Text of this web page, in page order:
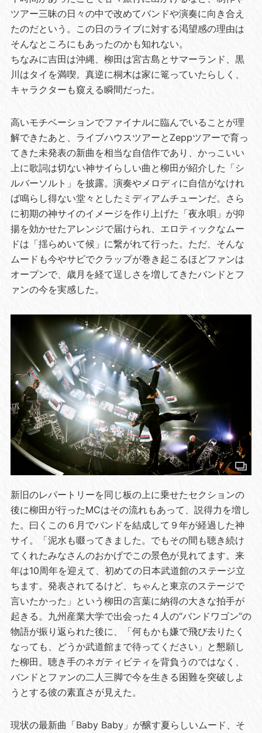
ツアー三昧の日々の中で改めてバンドや演奏に向き合え
たのだという。この日のライブに対する渇望感の理由は
そんなところにもあったのかも知れない。
ちなみに吉田は沖縄、柳田は宮古島とサマーランド、黒
川はタイを満喫。真逆に桐木は家に篭っていたらしく、
キャラクターも窺える瞬間だった。
高いモチベーションでファイナルに臨んでいることが理
解できたあと、ライブハウスツアーとZeppツアーで育っ
てきた未発表の新曲を相当な自信作であり、かっこいい
上に歌詞は切ない神サイらしい曲と柳田が紹介した「シ
ルバーソルト」を披露。演奏やメロディに自信がなけれ
ば鳴らし得ない堂々としたミディアムチューンだ。さら
に初期の神サイのイメージを作り上げた「夜永唄」が抑
揚を効かせたアレンジで届けられ、エロティックなムー
ドは「揺らめいて候」に繋がれて行った。ただ、そんな
ムードも今やサビでクラップが巻き起こるほどファンは
オープンで、歳月を経て逞しさを増してきたバンドとフ
ァンの今を実感した。
新旧のレパートリーを同じ板の上に乗せたセクションの
後に柳田が行ったMCはその流れもあって、説得力を増し
た。曰くこの６月でバンドを結成して９年が経過した神
サイ。「泥水も啜ってきました。でもその間も聴き続け
てくれたみなさんのおかげでこの景色が見れてます。来
年は10周年を迎えて、初めての日本武道館のステージ立
ちます。発表されてるけど、ちゃんと東京のステージで
言いたかった」という柳田の言葉に納得の大きな拍手が
起きる。九州産業大学で出会った４人の“バンドワゴン”の
物語が振り返られた後に、「何もかも嫌で飛び去りたく
なっても、どうか武道館まで待ってください」と懇願し
た柳田。聴き手のネガティビティを背負うのではなく、
バンドとファンの二人三脚で今を生きる困難を突破しよ
うとする彼の素直さが見えた。
現状の最新曲「Baby Baby」が醸す夏らしいムード、そ